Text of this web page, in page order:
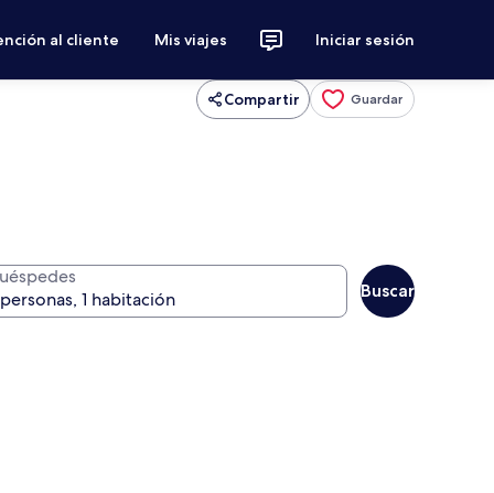
al cliente Mis viajes Iniciar sesión
Compartir Guardar
Buscar